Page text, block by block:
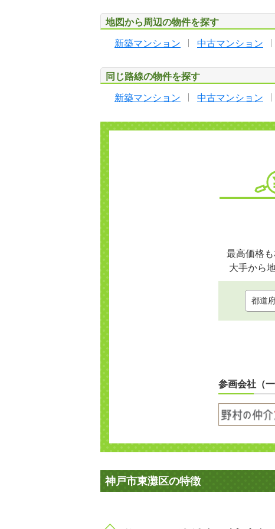
地図から周辺の物件を探す
新築マンション 中古マンション
同じ路線の物件を探す
新築マンション 中古マンション
最高価格
大手から
参画会社（一
神戸市東灘区の特徴